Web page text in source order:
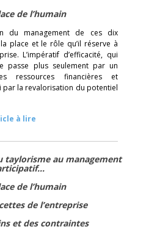
de l’humain
du management de ces dix
place et le rôle qu’il réserve à
L’impératif d’efficacité, qui
passe plus seulement par un
ressources financières et
par la revalorisation du potentiel
à lire
taylorisme au management
de l’humain
de l’entreprise
et des contraintes